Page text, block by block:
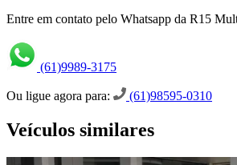
Entre em contato pelo Whatsapp da R15
(61)9989-3175
Ou ligue agora para: (61)98595-0310
Veículos similares